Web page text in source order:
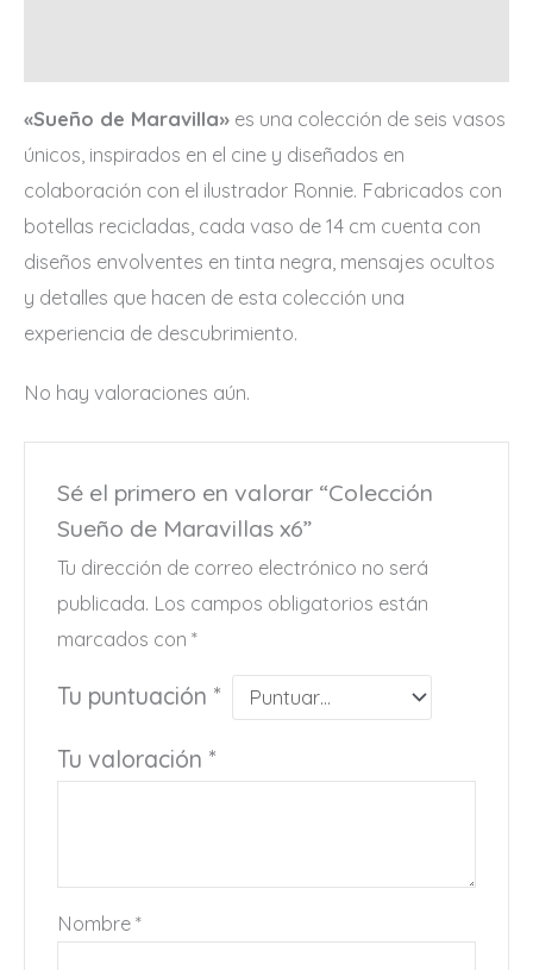
«Sueño de Maravilla» es una colección de seis vasos
únicos, inspirados en el cine y diseñados en
colaboración con el ilustrador Ronnie. Fabricados con
botellas recicladas, cada vaso de 14 cm cuenta con
diseños envolventes en tinta negra, mensajes ocultos
y detalles que hacen de esta colección una
experiencia de descubrimiento.
No hay valoraciones aún.
Sé el primero en valorar “Colección
Sueño de Maravillas x6”
Tu dirección de correo electrónico no será
publicada. Los campos obligatorios están
marcados con*
Tu puntuación *
Tu valoración *
Nombre*